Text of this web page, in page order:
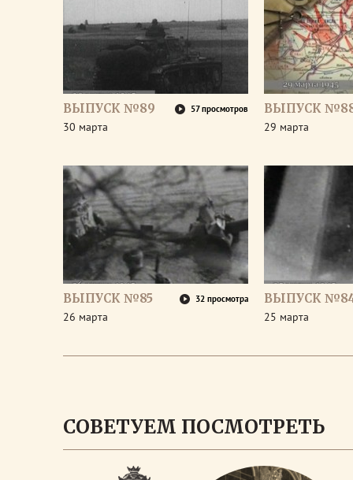
ВЫПУСК №89 57 просмотров
30 марта
ВЫПУСК
29 марта
ВЫПУСК №85 32 просмотра
26 марта
ВЫПУСК
25 марта
СОВЕТУЕМ ПОСМОТРЕТЬ